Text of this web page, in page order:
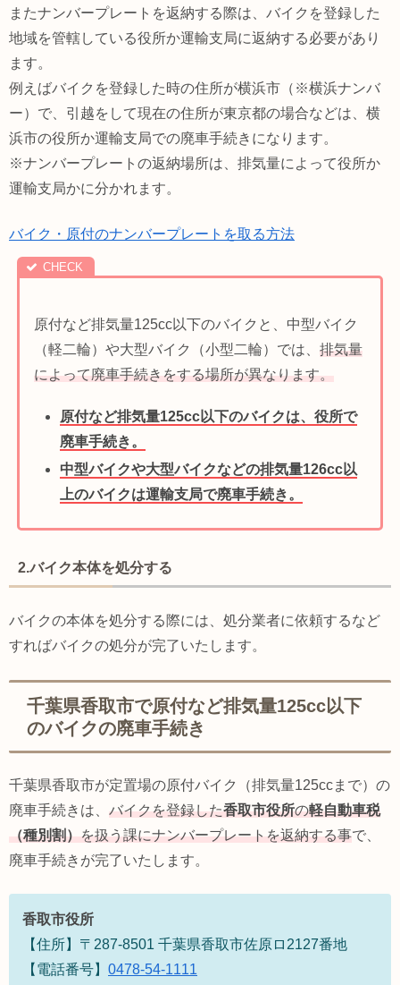
またナンバープレートを返納する際は、バイクを登録した
地域を管轄している役所か運輸支局に返納する必要があり
ます。
例えばバイクを登録した時の住所が横浜市（※横浜ナンバ
ー）で、引越をして現在の住所が東京都の場合などは、横
浜市の役所か運輸支局での廃車手続きになります。
※ナンバープレートの返納場所は、排気量によって役所か
運輸支局かに分かれます。
バイク・原付のナンバープレートを取る方法
原付など排気量125cc以下のバイクと、中型バイク
（軽二輪）や大型バイク（小型二輪）では、 排気量
によって廃車手続きをする場所が異なります。
原付など排気量125cc以下のバイクは、役所で
廃車手続き。
中型バイクや大型バイクなどの排気量126cc以
上のバイクは運輸支局で廃車手続き。
2.バイク本体を処分する
バイクの本体を処分する際には、処分業者に依頼するなど
すればバイクの処分が完了いたします。
千葉県香取市で原付など排気量125cc以下
のバイクの廃車手続き
千葉県香取市が定置場の原付バイク（排気量125ccまで）の
廃車手続きは、 バイクを登録した香取市役所の軽自動車税
（種別割）を扱う課にナンバープレートを返納する事で、
廃車手続きが完了いたします。
香取市役所
【住所】〒287-8501 千葉県香取市佐原ロ2127番地
【電話番号】 0478-54-1111